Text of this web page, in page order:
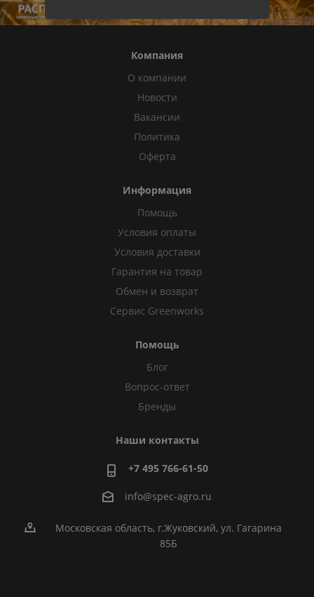
Компания
О компании
Новости
Вакансии
Политика
Оферта
Информация
Помощь
Условия оплаты
Условия доставки
Гарантия на товар
Обмен и возврат
Сервис Greenworks
Помощь
Блог
Вопрос-ответ
Бренды
Наши контакты
+7 495 766-61-50
info@spec-agro.ru
Московская область, г.Жуковский, ул. Гагарина
85Б